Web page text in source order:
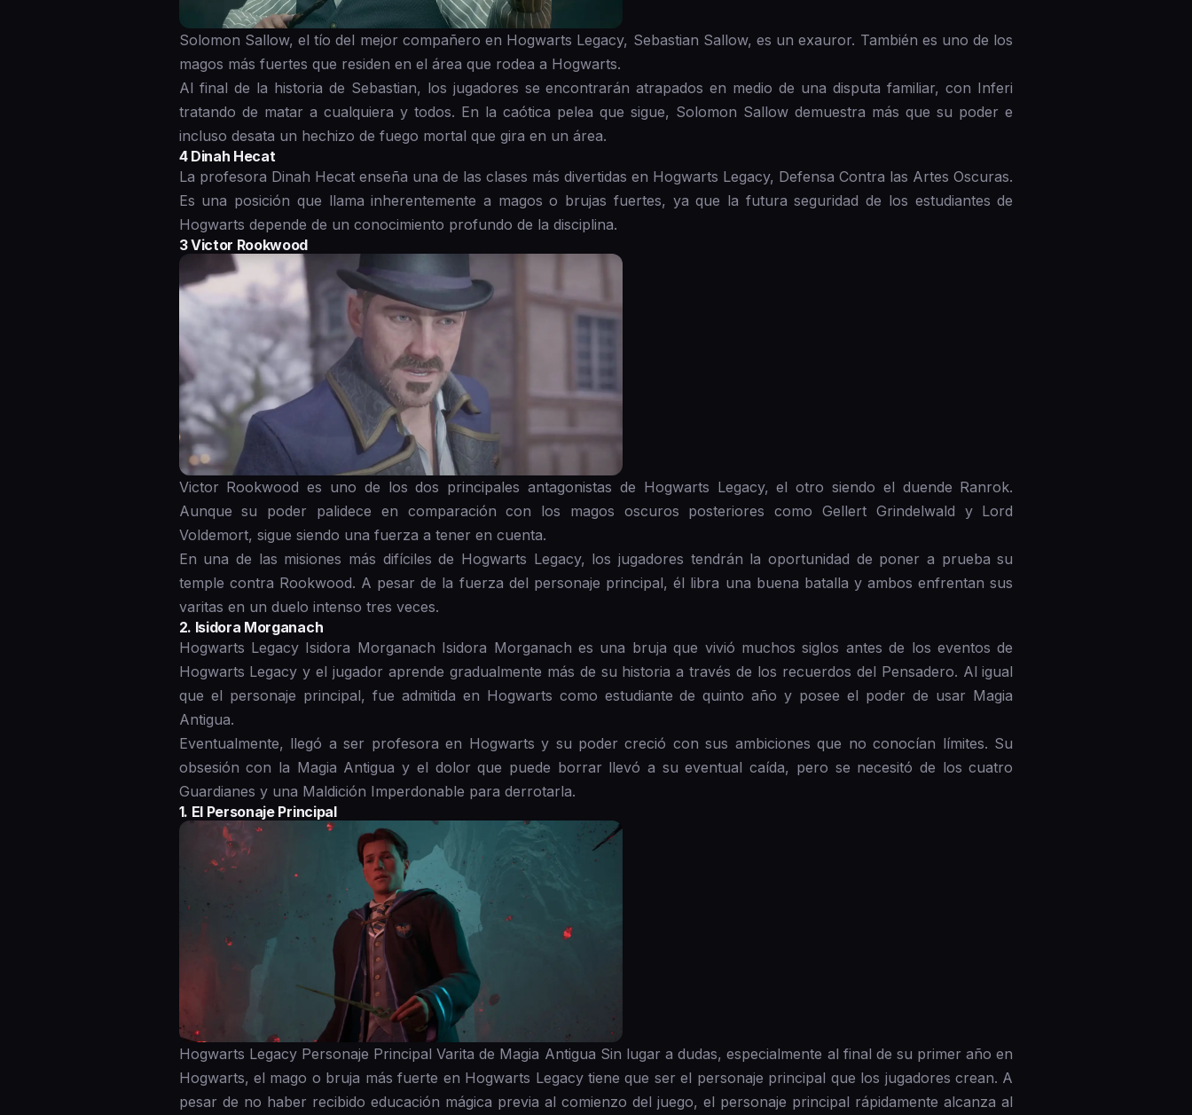
Solomon Sallow, el tío del mejor compañero en Hogwarts Legacy, Sebastian Sallow, es un exauror. También es uno de los
magos más fuertes que residen en el área que rodea a Hogwarts.
Al final de la historia de Sebastian, los jugadores se encontrarán atrapados en medio de una disputa familiar, con Inferi
tratando de matar a cualquiera y todos. En la caótica pelea que sigue, Solomon Sallow demuestra más que su poder e
incluso desata un hechizo de fuego mortal que gira en un área.
4 Dinah Hecat
La profesora Dinah Hecat enseña una de las clases más divertidas en Hogwarts Legacy, Defensa Contra las Artes Oscuras.
Es una posición que llama inherentemente a magos o brujas fuertes, ya que la futura seguridad de los estudiantes de
Hogwarts depende de un conocimiento profundo de la disciplina.
3 Victor Rookwood
Victor Rookwood es uno de los dos principales antagonistas de Hogwarts Legacy, el otro siendo el duende Ranrok.
Aunque su poder palidece en comparación con los magos oscuros posteriores como Gellert Grindelwald y Lord
Voldemort, sigue siendo una fuerza a tener en cuenta.
En una de las misiones más difíciles de Hogwarts Legacy, los jugadores tendrán la oportunidad de poner a prueba su
temple contra Rookwood. A pesar de la fuerza del personaje principal, él libra una buena batalla y ambos enfrentan sus
varitas en un duelo intenso tres veces.
2. Isidora Morganach
Hogwarts Legacy Isidora Morganach Isidora Morganach es una bruja que vivió muchos siglos antes de los eventos de
Hogwarts Legacy y el jugador aprende gradualmente más de su historia a través de los recuerdos del Pensadero. Al igual
que el personaje principal, fue admitida en Hogwarts como estudiante de quinto año y posee el poder de usar Magia
Antigua.
Eventualmente, llegó a ser profesora en Hogwarts y su poder creció con sus ambiciones que no conocían límites. Su
obsesión con la Magia Antigua y el dolor que puede borrar llevó a su eventual caída, pero se necesitó de los cuatro
Guardianes y una Maldición Imperdonable para derrotarla.
1. El Personaje Principal
Hogwarts Legacy Personaje Principal Varita de Magia Antigua Sin lugar a dudas, especialmente al final de su primer año en
Hogwarts, el mago o bruja más fuerte en Hogwarts Legacy tiene que ser el personaje principal que los jugadores crean. A
pesar de no haber recibido educación mágica previa al comienzo del juego, el personaje principal rápidamente alcanza al